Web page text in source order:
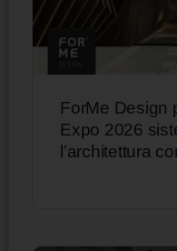
ForMe Design
Expo 2026
l’architettura